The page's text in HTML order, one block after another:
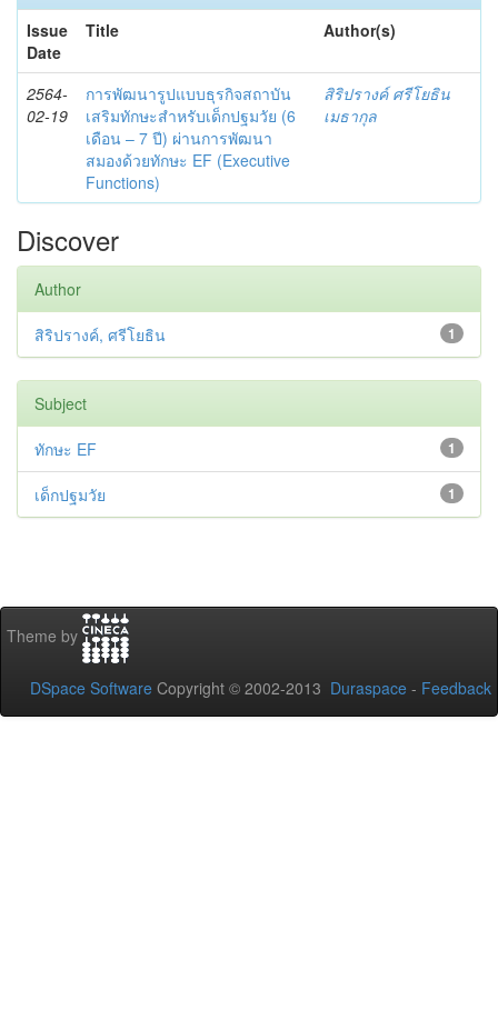
Issue
Date
Title Author(s)
2564-
02-19
การพัฒนารูปแบบธุรกิจสถาบัน
เสริมทักษะสำหรับเด็กปฐมวัย (6
เดือน – 7 ปี) ผ่านการพัฒนา
สมองด้วยทักษะ EF (Executive
Functions)
สิริปรางค์ ศรีโยธิน
เมธากุล
Discover
Author
1
สิริปรางค์, ศรีโยธิน
Subject
1
ทักษะ EF
1
เด็กปฐมวัย
Theme by
DSpace Software Copyright © 2002-2013 Duraspace - Feedback